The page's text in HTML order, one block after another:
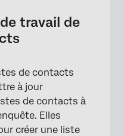
×
travail de
de contacts
à jour
de contacts à
Elles
créer une liste